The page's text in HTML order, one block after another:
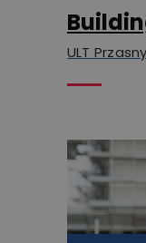
ULT